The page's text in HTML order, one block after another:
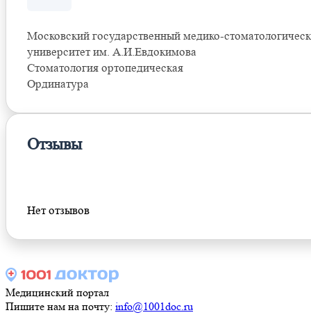
Московский государственный медико-
университет им. А.И.Евдокимова
Стоматология ортопедическая
Ординатура
Отзывы
Нет отзывов
Медицинский портал
Пишите нам на почту: info@1001doc.ru